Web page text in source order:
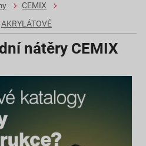
CEMIX
AKRYLÁTOVÉ
nátěry CEMIX